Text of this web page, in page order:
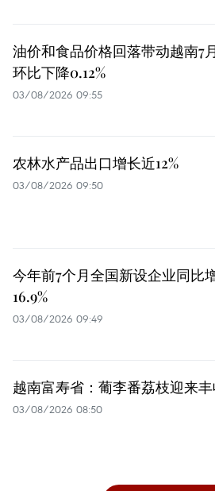
油价和食品价格回落带动越南7
环比下降0.12%
03/08/2026 09:55
农林水产品出口增长近12%
03/08/2026 09:50
今年前7个月全国新设企业同比
16.9%
03/08/2026 09:49
越南富寿省：葡李番荔枝迎来
03/08/2026 08:50